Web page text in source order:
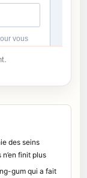
des seins
finit plus
gum qui a fait